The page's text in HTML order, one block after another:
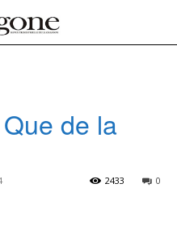
de la
0
2433